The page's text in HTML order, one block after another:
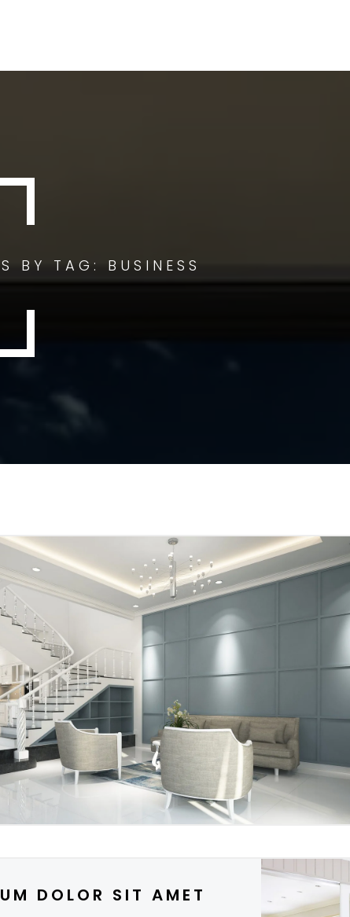
BY TAG: BUSINESS
DOLOR SIT AMET